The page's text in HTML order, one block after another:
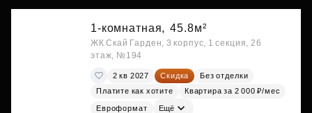
1-комнатная, 45.8м²
ЖК Скай Гарден, 3 корпус, 1 секция, 26
этаж, №194
2 кв 2027 Скидка
Без отделки
Платите как хотите
Квартира за 2 000 ₽/мес
Евроформат Ещё